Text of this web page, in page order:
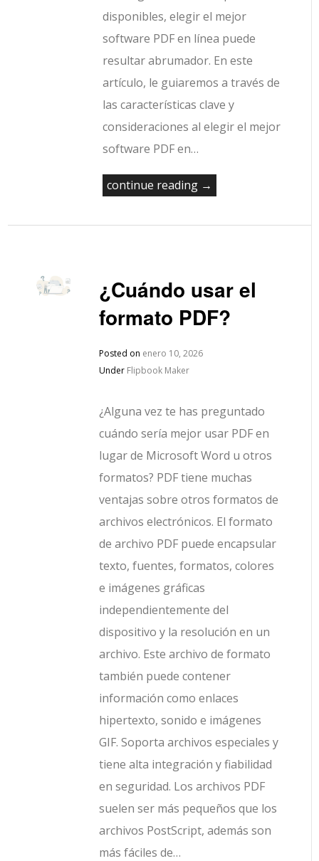
disponibles, elegir el mejor
software PDF en línea puede
resultar abrumador. En este
artículo, le guiaremos a través de
las características clave y
consideraciones al elegir el mejor
software PDF en…
continue reading →
¿Cuándo usar el
formato PDF?
Posted on enero 10, 2026
Under Flipbook Maker
¿Alguna vez te has preguntado
cuándo sería mejor usar PDF en
lugar de Microsoft Word u otros
formatos? PDF tiene muchas
ventajas sobre otros formatos de
archivos electrónicos. El formato
de archivo PDF puede encapsular
texto, fuentes, formatos, colores
e imágenes gráficas
independientemente del
dispositivo y la resolución en un
archivo. Este archivo de formato
también puede contener
información como enlaces
hipertexto, sonido e imágenes
GIF. Soporta archivos especiales y
tiene alta integración y fiabilidad
en seguridad. Los archivos PDF
suelen ser más pequeños que los
archivos PostScript, además son
más fáciles de…